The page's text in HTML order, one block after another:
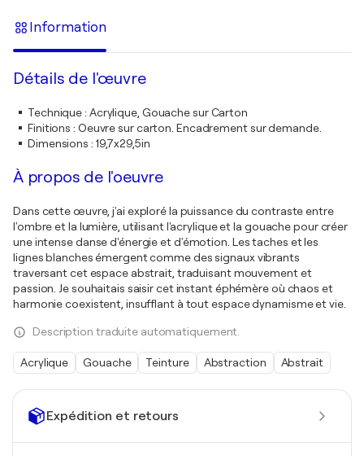
Expédition et retours
Information
Détails de l'œuvre
Technique: Acrylique, Gouache sur Carton
Finitions : Oeuvre sur carton. Encadrement sur demande.
Dimensions : 19,7x29,5in
À propos de l'oeuvre
Dans cette œuvre, j'ai exploré la puissance du contraste entre
l'ombre et la lumière, utilisant l'acrylique et la gouache pour créer
une intense danse d'énergie et d'émotion. Les taches et les
lignes blanches émergent comme des signaux vibrants
traversant cet espace abstrait, traduisant mouvement et
passion. Je souhaitais saisir cet instant éphémère où chaos et
harmonie coexistent, insufflant à tout espace dynamisme et vie.
Description traduite automatiquement.
Acrylique Gouache Teinture Abstraction Abstrait